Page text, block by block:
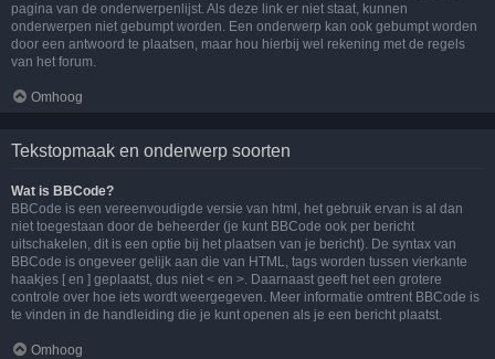
pagina van de onderwerpenlijst. Als deze link er niet staat, kunnen
onderwerpen niet gebumpt worden. Een onderwerp kan ook gebumpt worden
door een antwoord te plaatsen, maar hou hierbij wel rekening met de regels
van het forum.
Omhoog
Tekstopmaak en onderwerp soorten
Wat is BBCode?
BBCode is een vereenvoudigde versie van html, het gebruik ervan is al dan
niet toegestaan door de beheerder (je kunt BBCode ook per bericht
uitschakelen, dit is een optie bij het plaatsen van je bericht). De syntax van
BBCode is ongeveer gelijk aan die van HTML, tags worden tussen vierkante
haakjes [ en ] geplaatst, dus niet < en >. Daarnaast geeft het een grotere
controle over hoe iets wordt weergegeven. Meer informatie omtrent BBCode is
te vinden in de handleiding die je kunt openen als je een bericht plaatst.
Omhoog